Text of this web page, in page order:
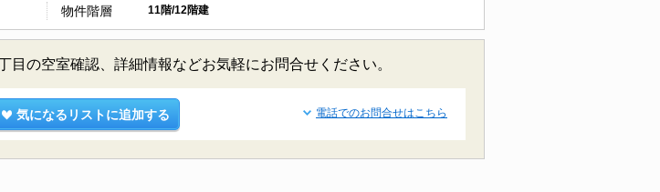
物件階層 11階/12階建
の空室確認、詳細情報などお気軽にお問合せください。
気になるリストに追加する 電話でのお問合せはこちら